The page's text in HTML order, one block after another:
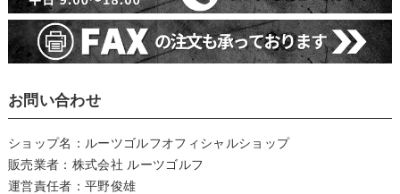
お問い合わせ
ショップ名：ルーツゴルフオフィシャルショップ
販売業者：株式会社 ルーツゴルフ
運営責任者：平野俊雄